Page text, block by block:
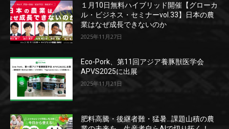
１月10日無料ハイブリッド開催【グローカ
ル・ビジネス・セミナーvol.33】日本の農
業はなぜ成長できないのか
2025年11月27日
Eco-Pork、第11回アジア養豚獣医学会
APVS2025に出展
2025年11月21日
肥料高騰・後継者難・猛暑…課題山積の農